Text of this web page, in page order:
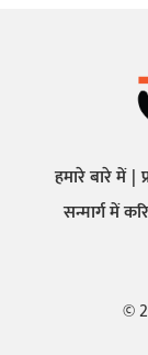
हमारे बारे में
सन्मार्ग में
©